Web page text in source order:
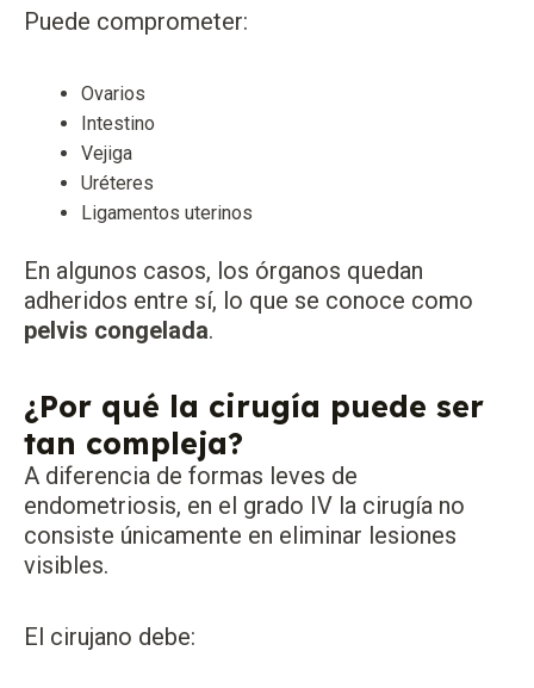
Puede comprometer:
Ovarios
Intestino
Vejiga
Uréteres
Ligamentos uterinos
En algunos casos, los órganos quedan
adheridos entre sí, lo que se conoce como
pelvis congelada.
¿Por qué la cirugía puede ser
tan compleja?
A diferencia de formas leves de
endometriosis, en el grado IV la cirugía no
consiste únicamente en eliminar lesiones
visibles.
El cirujano debe: